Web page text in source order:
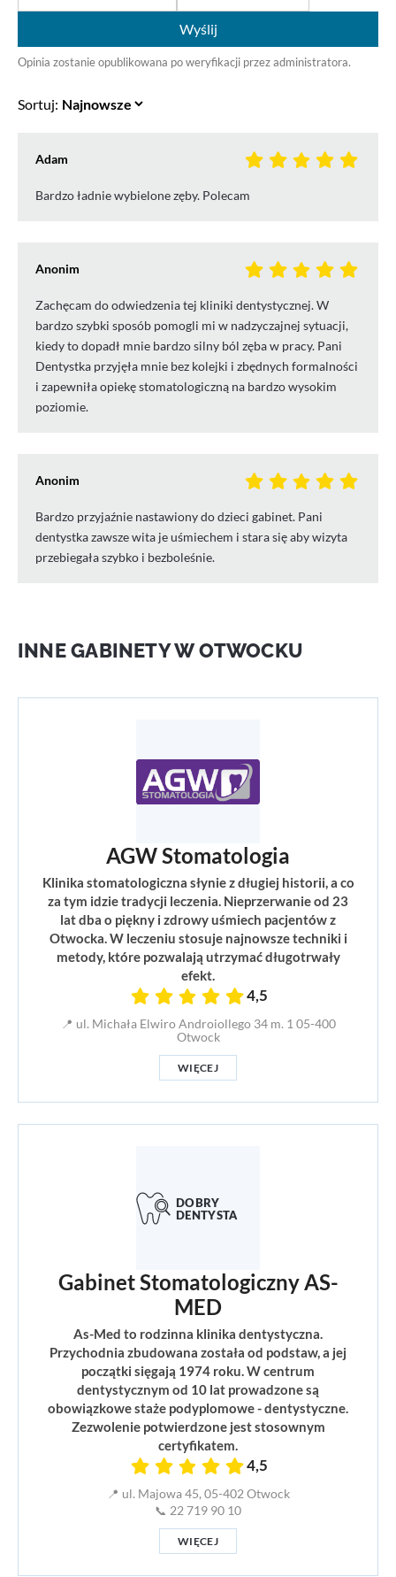
Wyślij
Opinia zostanie opublikowana po weryfikacji przez administratora.
Sortuj:
Adam
Bardzo ładnie wybielone zęby. Polecam
Anonim
Zachęcam do odwiedzenia tej kliniki dentystycznej. W
bardzo szybki sposób pomogli mi w nadzyczajnej sytuacji,
kiedy to dopadł mnie bardzo silny ból zęba w pracy. Pani
Dentystka przyjęła mnie bez kolejki i zbędnych formalności
i zapewniła opiekę stomatologiczną na bardzo wysokim
poziomie.
Anonim
Bardzo przyjaźnie nastawiony do dzieci gabinet. Pani
dentystka zawsze wita je uśmiechem i stara się aby wizyta
przebiegała szybko i bezboleśnie.
INNE GABINETY W OTWOCKU
AGW Stomatologia
Klinika stomatologiczna słynie z długiej historii, a co
za tym idzie tradycji leczenia. Nieprzerwanie od 23
lat dba o piękny i zdrowy uśmiech pacjentów z
Otwocka. W leczeniu stosuje najnowsze techniki i
metody, które pozwalają utrzymać długotrwały
efekt.
4,5
📍 ul. Michała Elwiro Androiollego 34 m. 1 05-400
Otwock
WIĘCEJ
Gabinet Stomatologiczny AS-
MED
As-Med to rodzinna klinika dentystyczna.
Przychodnia zbudowana została od podstaw, a jej
początki sięgają 1974 roku. W centrum
dentystycznym od 10 lat prowadzone są
obowiązkowe staże podyplomowe - dentystyczne.
Zezwolenie potwierdzone jest stosownym
certyfikatem.
4,5
📍 ul. Majowa 45, 05-402 Otwock
📞 22 719 90 10
WIĘCEJ